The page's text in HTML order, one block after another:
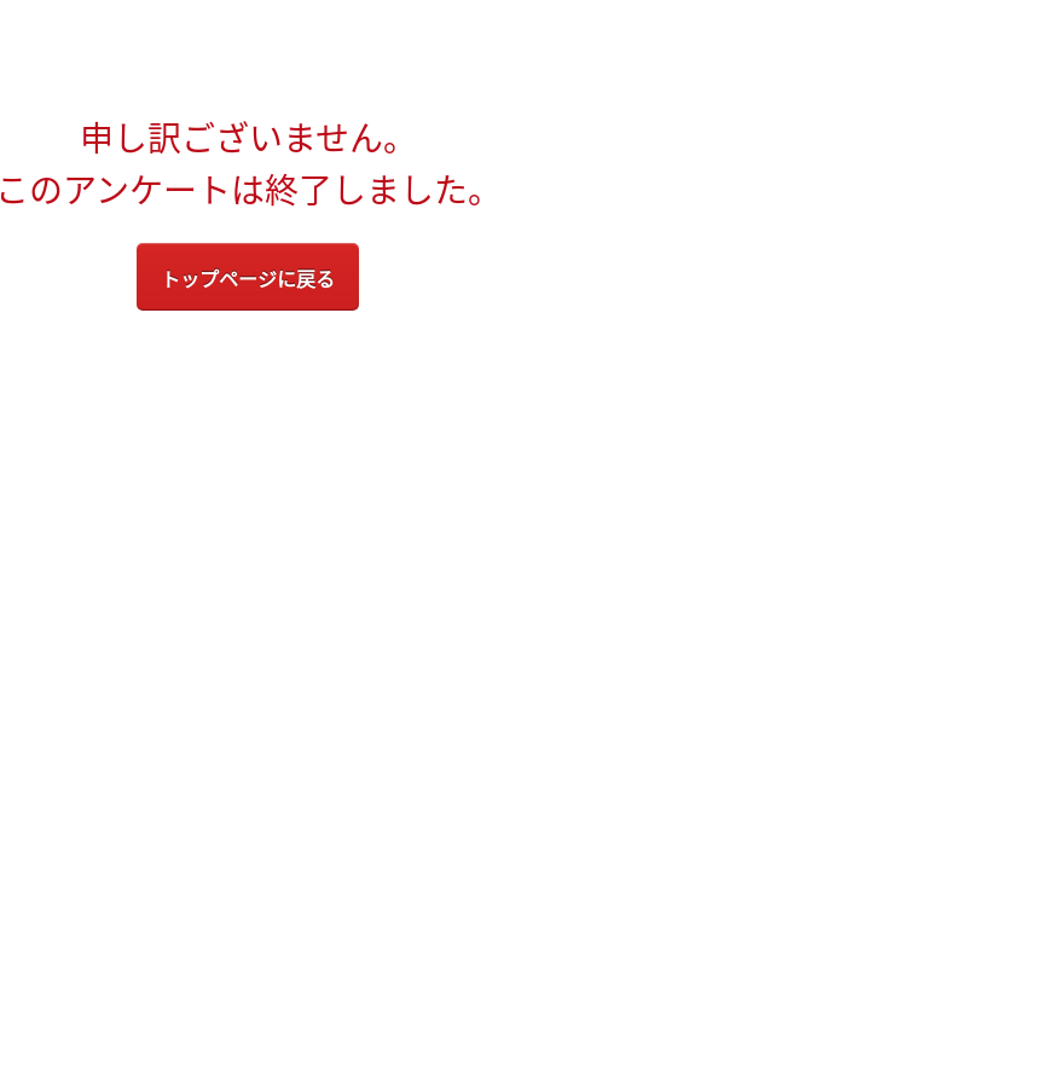
申し訳ございません。
このアンケートは終了しました。
トップページに戻る